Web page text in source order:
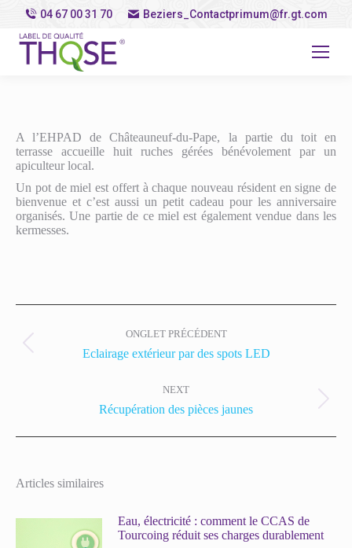
04 67 00 31 70 Beziers_Contactprimum@fr.gt.com
A l’EHPAD de Châteauneuf-du-Pape, la partie du toit en
terrasse accueille huit ruches gérées bénévolement par un
apiculteur local.
Un pot de miel est offert à chaque nouveau résident en signe de
bienvenue et c’est aussi un petit cadeau pour les anniversaire
organisés. Une partie de ce miel est également vendue dans les
kermesses.
ONGLET PRÉCÉDENT
Previous
post:
Eclairage extérieur par des spots LED
NEXT
Next
post:
Récupération des pièces jaunes
Articles similaires
Eau, électricité : comment le CCAS de
Tourcoing réduit ses charges durablement